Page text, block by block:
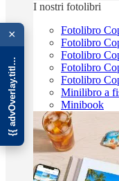
I nostri fotolibri
Fotolibro
Fotolibro
Fotolibro
Fotolibro
Fotolibro
Minilibro a
Minibook
×
{{ advOverlay.title || 'Promo' }}